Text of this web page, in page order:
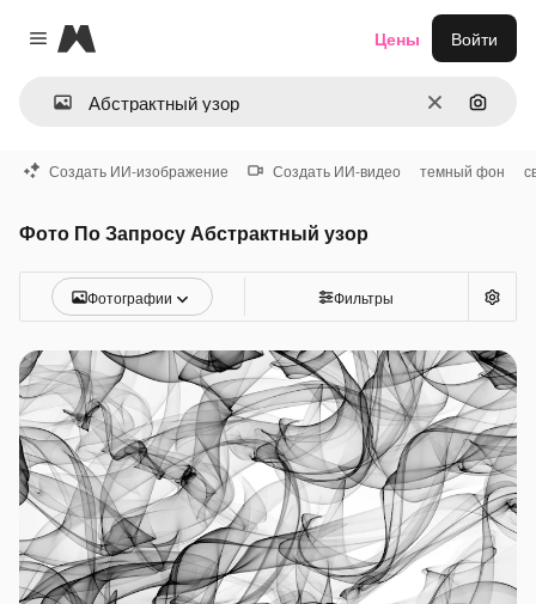
Close menu
Magnific
ОчиститьПоиск
Цены Войти
Создать ИИ-изображение Создать ИИ-видео темный фон
Фото По Запросу Абстрактный узор
Фотографии Фильтры